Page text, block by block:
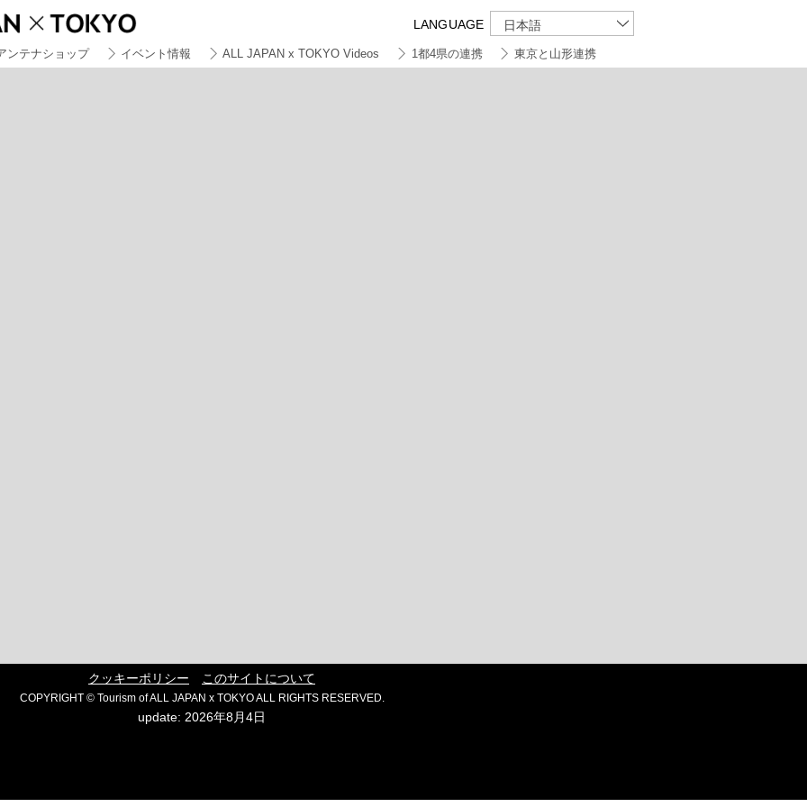
LANGUAGE 日本語
ンテナショップ イベント情報 ALL JAPAN x TOKYO Videos 1都4県の連携 東京と山形連携
クッキーポリシー このサイトについて
COPYRIGHT © Tourism of ALL JAPAN x TOKYO ALL RIGHTS RESERVED.
update: 2026年8月4日